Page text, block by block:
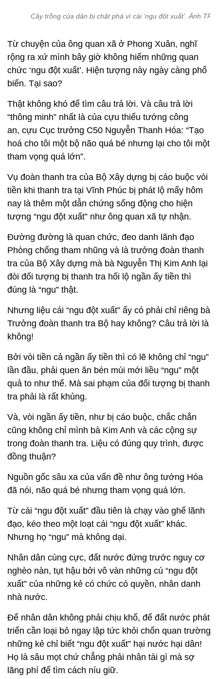
Cây trồng của dân bị chặt phá vì cái ‘ngu đột xuất’. Ảnh TP
Từ chuyện của ông quan xã ở Phong Xuân, nghĩ
rộng ra xứ mình bây giờ không hiếm những quan
chức ‘ngu đột xuất’. Hiện tượng này ngày càng phổ
biến. Tại sao?
Thật không khó để tìm câu trả lời. Và câu trả lời
“thông minh” nhất là của cựu thiếu tướng công
an, cựu Cục trưởng C50 Nguyễn Thanh Hóa: “Tạo
hoá cho tôi một bộ não quá bé nhưng lại cho tôi một
tham vọng quá lớn”.
Vụ đoàn thanh tra của Bộ Xây dựng bị cáo buộc vòi
tiền khi thanh tra tại Vĩnh Phúc bị phát lộ mấy hôm
nay là thêm một dẫn chứng sống động cho hiện
tượng “ngu đột xuất” như ông quan xã tự nhận.
Đường đường là quan chức, đeo danh lãnh đạo
Phòng chống tham nhũng và là trưởng đoàn thanh
tra của Bộ Xây dựng mà bà Nguyễn Thị Kim Anh lại
đòi đối tượng bị thanh tra hối lộ ngần ấy tiền thì
đúng là “ngu” thật.
Nhưng liệu cái “ngu đột xuất” ấy có phải chỉ riêng bà
Trưởng đoàn thanh tra Bộ hay không? Câu trả lời là
không!
Bởi vòi tiền cả ngần ấy tiền thì có lẽ không chỉ “ngu”
lần đầu, phải quen ăn bén mùi mới liều “ngu” một
quả to như thế. Mà sai phạm của đối tượng bị thanh
tra phải là rất khủng.
Và, vòi ngần ấy tiền, như bị cáo buộc, chắc chắn
cũng không chỉ mình bà Kim Anh và các cộng sự
trong đoàn thanh tra. Liệu có đúng quy trình, được
đồng thuận?
Nguồn gốc sâu xa của vấn đề như ông tướng Hóa
đã nói, não quá bé nhưng tham vọng quá lớn.
Từ cái “ngu đột xuất” đầu tiên là chạy vào ghế lãnh
đạo, kéo theo một loạt cái “ngu đột xuất” khác.
Nhưng họ “ngu” mà không dại.
Nhân dân cùng cực, đất nước đứng trước nguy cơ
nghèo nàn, tụt hậu bởi vô vàn những cú “ngu đột
xuất” của những kẻ có chức có quyền, nhân danh
nhà nước.
Để nhân dân không phải chịu khổ, để đất nước phát
triển cần loại bỏ ngay lập tức khỏi chốn quan trường
những kẻ chỉ biết “ngu đột xuất” hại nước hại dân!
Họ là sâu mọt chứ chẳng phải nhân tài gì mà sợ
lãng phí để tìm cách níu giữ.